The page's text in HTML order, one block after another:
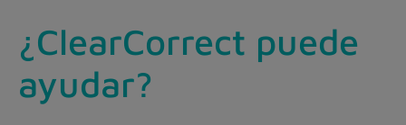
¿ClearCorrect puede
ayudar?